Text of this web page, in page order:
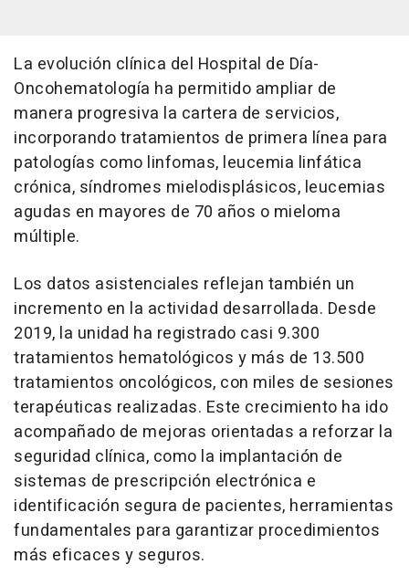
La evolución clínica del Hospital de Día-
Oncohematología ha permitido ampliar de
manera progresiva la cartera de servicios,
incorporando tratamientos de primera línea para
patologías como linfomas, leucemia linfática
crónica, síndromes mielodisplásicos, leucemias
agudas en mayores de 70 años o mieloma
múltiple.
Los datos asistenciales reflejan también un
incremento en la actividad desarrollada. Desde
2019, la unidad ha registrado casi 9.300
tratamientos hematológicos y más de 13.500
tratamientos oncológicos, con miles de sesiones
terapéuticas realizadas. Este crecimiento ha ido
acompañado de mejoras orientadas a reforzar la
seguridad clínica, como la implantación de
sistemas de prescripción electrónica e
identificación segura de pacientes, herramientas
fundamentales para garantizar procedimientos
más eficaces y seguros.